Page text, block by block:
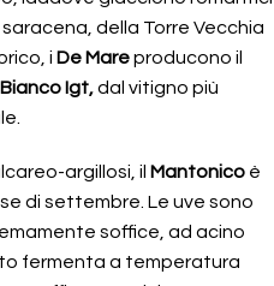
della Torre Vecchia
i De Mareproducono il
Igt,dal vitigno più
argillosi, il Mantonico è
di settembre. Le uve sono
soffice, ad acino
fermenta a temperatura